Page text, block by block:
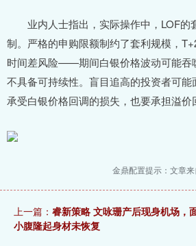
业内人士指出，实际操作中，LOF的
制。严格的申购限额制约了套利规模，
时间差风险——期间白银价格波动可能吞
不具备可持续性。盲目追高的投资者可能
承受白银价格回调的损失，也要承担溢价
金鼎配置提示：文章来
上一篇： 睿新策略 文咏珊产后现身机场，
小腹隆起身材未恢复